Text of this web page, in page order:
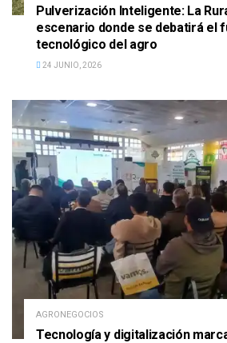
Pulverización Inteligente: La
escenario donde se debatirá el
tecnológico del agro
24 JUNIO, 2026
AGRONEGOCIOS
Tecnología y digitalización